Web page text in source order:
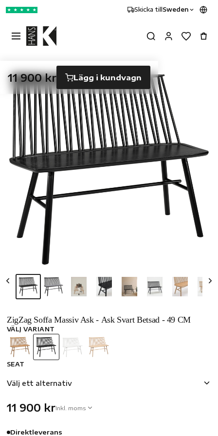
★ ★ ★ ★ ★ Skicka till Sweden
ZigZag Soffa Massiv Ask - Ask Svart Betsad - 49 CM
VÄLJ VARIANT
SEAT
Välj ett alternativ
11 900 krInkl. moms
Direktleverans
11 900 kr Lägg i kundvagn